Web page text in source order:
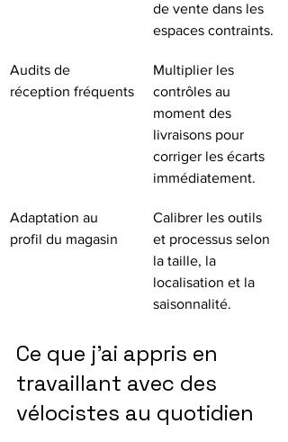
de vente dans les
espaces contraints.
Audits de
réception fréquents
Multiplier les
contrôles au
moment des
livraisons pour
corriger les écarts
immédiatement.
Adaptation au
profil du magasin
Calibrer les outils
et processus selon
la taille, la
localisation et la
saisonnalité.
Ce que j’ai appris en
travaillant avec des
vélocistes au quotidien